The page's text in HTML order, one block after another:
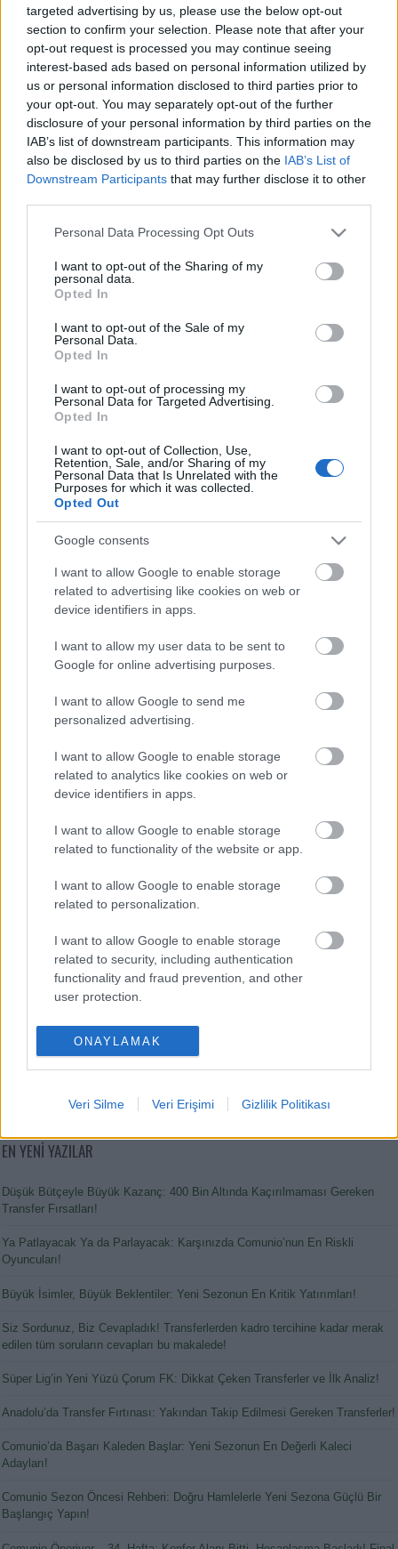
targeted advertising by us, please use the below opt-out
section to confirm your selection. Please note that after your
opt-out request is processed you may continue seeing
interest-based ads based on personal information utilized by
us or personal information disclosed to third parties prior to
your opt-out. You may separately opt-out of the further
disclosure of your personal information by third parties on the
IAB’s list of downstream participants. This information may
also be disclosed by us to third parties on the IAB’s List of
Downstream Participants that may further disclose it to other
Please note that this website/app uses one or more Google
not limited to your visit or usage behaviour. You may click to
grant or deny consent to Google and its third-party tags to
use your data for below specified purposes in below Google
consent section.
Personal Data Processing Opt Outs
I want to opt-out of the Sharing of my
personal data.
Opted In
I want to opt-out of the Sale of my
Personal Data.
Opted In
I want to opt-out of processing my
Personal Data for Targeted Advertising.
Opted In
I want to opt-out of Collection, Use,
Retention, Sale, and/or Sharing of my
Personal Data that Is Unrelated with the
Purposes for which it was collected.
Opted Out
Google consents
I want to allow Google to enable storage
related to advertising like cookies on web or
device identifiers in apps.
I want to allow my user data to be sent to
Google for online advertising purposes.
I want to allow Google to send me
personalized advertising.
I want to allow Google to enable storage
related to analytics like cookies on web or
device identifiers in apps.
I want to allow Google to enable storage
related to functionality of the website or app.
I want to allow Google to enable storage
related to personalization.
I want to allow Google to enable storage
related to security, including authentication
functionality and fraud prevention, and other
user protection.
ONAYLAMAK
Veri Silme Veri Erişimi Gizlilik Politikası
EN DEĞERLI TOP 5
Victor Osimhen 26.940.000
Mason Greenwood 22.710.000
Orkun Kökçü
20.680.000
Eldor Shomurodov
Victor Osimhen
Mason Greenwood
Paul Onuachu
Eldor Shomurodov
Comunio oyna
EN YENİ YAZILAR
Düşük Bütçeyle Büyük Kazanç: 400 Bin Altında Kaçırılmaması Gereken
Transfer Fırsatları!
Ya Patlayacak Ya da Parlayacak: Karşınızda Comunio’nun En Riskli
Oyuncuları!
Büyük İsimler, Büyük Beklentiler: Yeni Sezonun En Kritik Yatırımları!
Siz Sordunuz, Biz Cevapladık! Transferlerden kadro tercihine kadar merak
edilen tüm soruların cevapları bu makalede!
Süper Lig’in Yeni Yüzü Çorum FK: Dikkat Çeken Transferler ve İlk Analiz!
Anadolu’da Transfer Fırtınası: Yakından Takip Edilmesi Gereken Transferler!
Comunio’da Başarı Kaleden Başlar: Yeni Sezonun En Değerli Kaleci
Adayları!
Comunio Sezon Öncesi Rehberi: Doğru Hamlelerle Yeni Sezona Güçlü Bir
Başlangıç Yapın!